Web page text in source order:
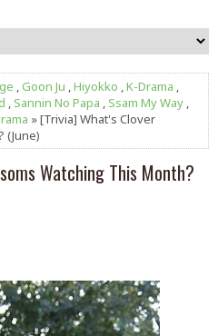
,Goon Ju ,Hiyokko ,K-Drama ,
, Sannin No Papa , Ssam My Way ,
» [Trivia] What's Clover
(June)
Watching This Month?